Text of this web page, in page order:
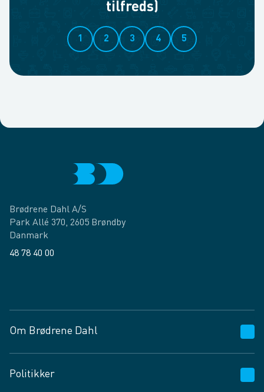
tilfreds)
1 2 3 4 5
Brødrene Dahl A/S
Park Allé 370, 2605 Brøndby
Danmark
48 78 40 00
Om Brødrene Dahl
Vagttelefon 30 10 89 89
Politikker